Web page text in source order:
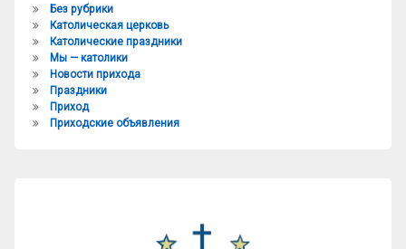
Без рубрики
Католическая церковь
Католические праздники
Мы — католики
Новости прихода
Праздники
Приход
Приходские объявления